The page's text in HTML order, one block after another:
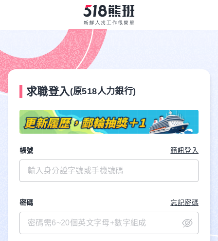
求職登入 (原518人力銀行)
帳號 簡訊登入
密碼 忘記密碼